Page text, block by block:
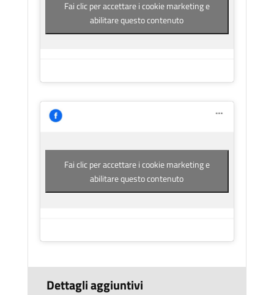
Fai clic per accettare i cookie marketing e
abilitare questo contenuto
Fai clic per accettare i cookie marketing e
abilitare questo contenuto
Dettagli aggiuntivi